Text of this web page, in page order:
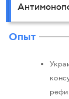
Опыт